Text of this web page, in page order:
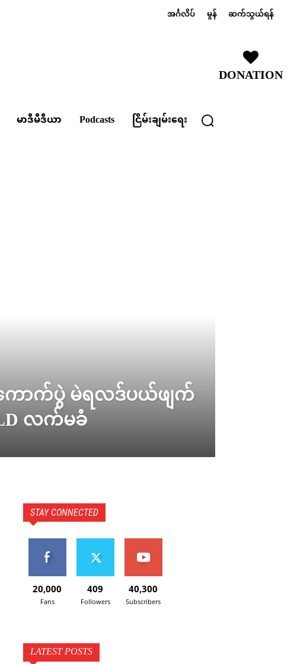
အင်္ဂလိပ် မွန် ဆက်သွယ်ရန်
DONATION
မာဒီမီဒီယာ Podcasts ငြိမ်းချမ်းရေး
ကောက်ပွဲ မဲရလဒ်ပယ်ဖျက်
လက်မခံ
STAY CONNECTED
20,000
Fans
409
Followers
40,300
Subscribers
LATEST POSTS